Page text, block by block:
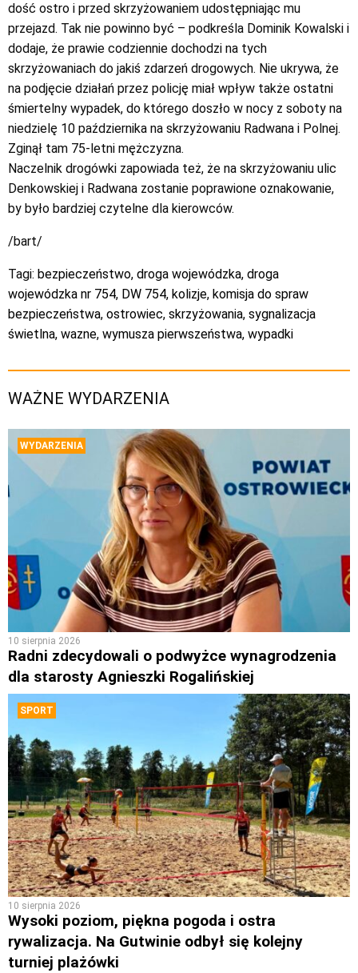
dość ostro i przed skrzyżowaniem udostępniając mu
przejazd. Tak nie powinno być – podkreśla Dominik Kowalski i
dodaje, że prawie codziennie dochodzi na tych
skrzyżowaniach do jakiś zdarzeń drogowych. Nie ukrywa, że
na podjęcie działań przez policję miał wpływ także ostatni
śmiertelny wypadek, do którego doszło w nocy z soboty na
niedzielę 10 października na skrzyżowaniu Radwana i Polnej.
Zginął tam 75-letni mężczyzna.
Naczelnik drogówki zapowiada też, że na skrzyżowaniu ulic
Denkowskiej i Radwana zostanie poprawione oznakowanie,
by było bardziej czytelne dla kierowców.
/bart/
Tagi: bezpieczeństwo, droga wojewódzka, droga
wojewódzka nr 754, DW 754, kolizje, komisja do spraw
bezpieczeństwa, ostrowiec, skrzyżowania, sygnalizacja
świetlna, wazne, wymusza pierwszeństwa, wypadki
WAŻNE WYDARZENIA
WYDARZENIA
10 sierpnia 2026
Radni zdecydowali o podwyżce wynagrodzenia
dla starosty Agnieszki Rogalińskiej
SPORT
10 sierpnia 2026
Wysoki poziom, piękna pogoda i ostra
rywalizacja. Na Gutwinie odbył się kolejny
turniej plażówki